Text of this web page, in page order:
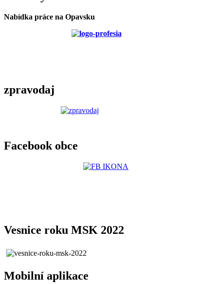
Nabídka práce na Opavsku
zpravodaj
Facebook obce
Vesnice roku MSK 2022
Mobilní aplikace